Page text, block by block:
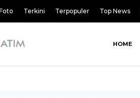
Terkini Terpopuler Top News
HOME